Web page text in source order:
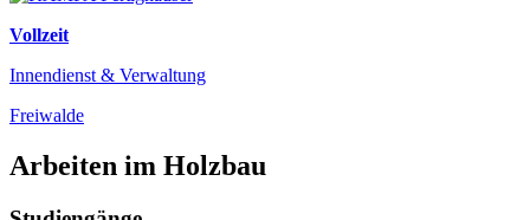
Vollzeit
Innendienst & Verwaltung
Freiwalde
Arbeiten im Holzbau